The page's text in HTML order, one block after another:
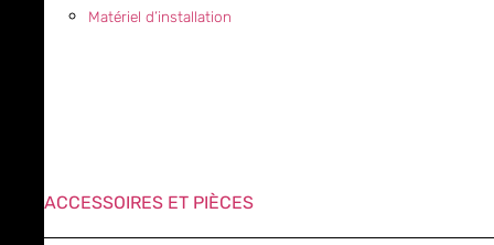
Matériel d’installation
ACCESSOIRES ET PIÈCES